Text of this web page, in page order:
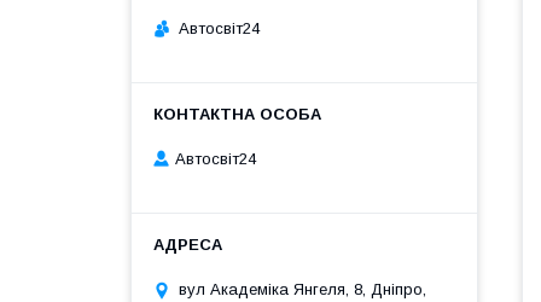
Автосвіт24
Автосвіт24
вул Академіка Янгеля, 8, Дніпро,